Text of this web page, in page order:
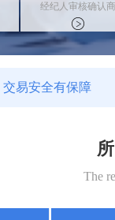
经纪人审核确认商
标状态
交易安全有保障
The